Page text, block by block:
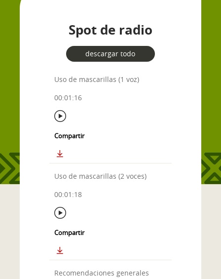
Spot de radio
descargar todo
Uso de mascarillas (1 voz)
00:01:16
Compartir
Uso de mascarillas (2 voces)
00:01:18
Compartir
Recomendaciones generales